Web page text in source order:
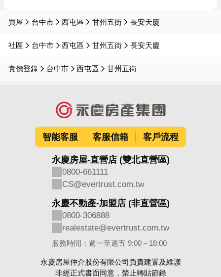
買屋 台中市 西屯區 甘州五街 長安天廈
社區 台中市 西屯區 甘州五街 長安天廈
實價登錄 台中市 西屯區 甘州五街
智能客服 客服信箱 客戶流程
永慶房屋-直營店 (雙北直營區)
0800-661111
CS@evertrust.com.tw
永慶不動產-加盟店 (非直營區)
0800-306888
realestate@evertrust.com.tw
服務時間：週一至週五 9:00－18:00
永慶房屋仲介股份有限公司負責建置及維護
非經正式書面同意，禁止轉貼節錄